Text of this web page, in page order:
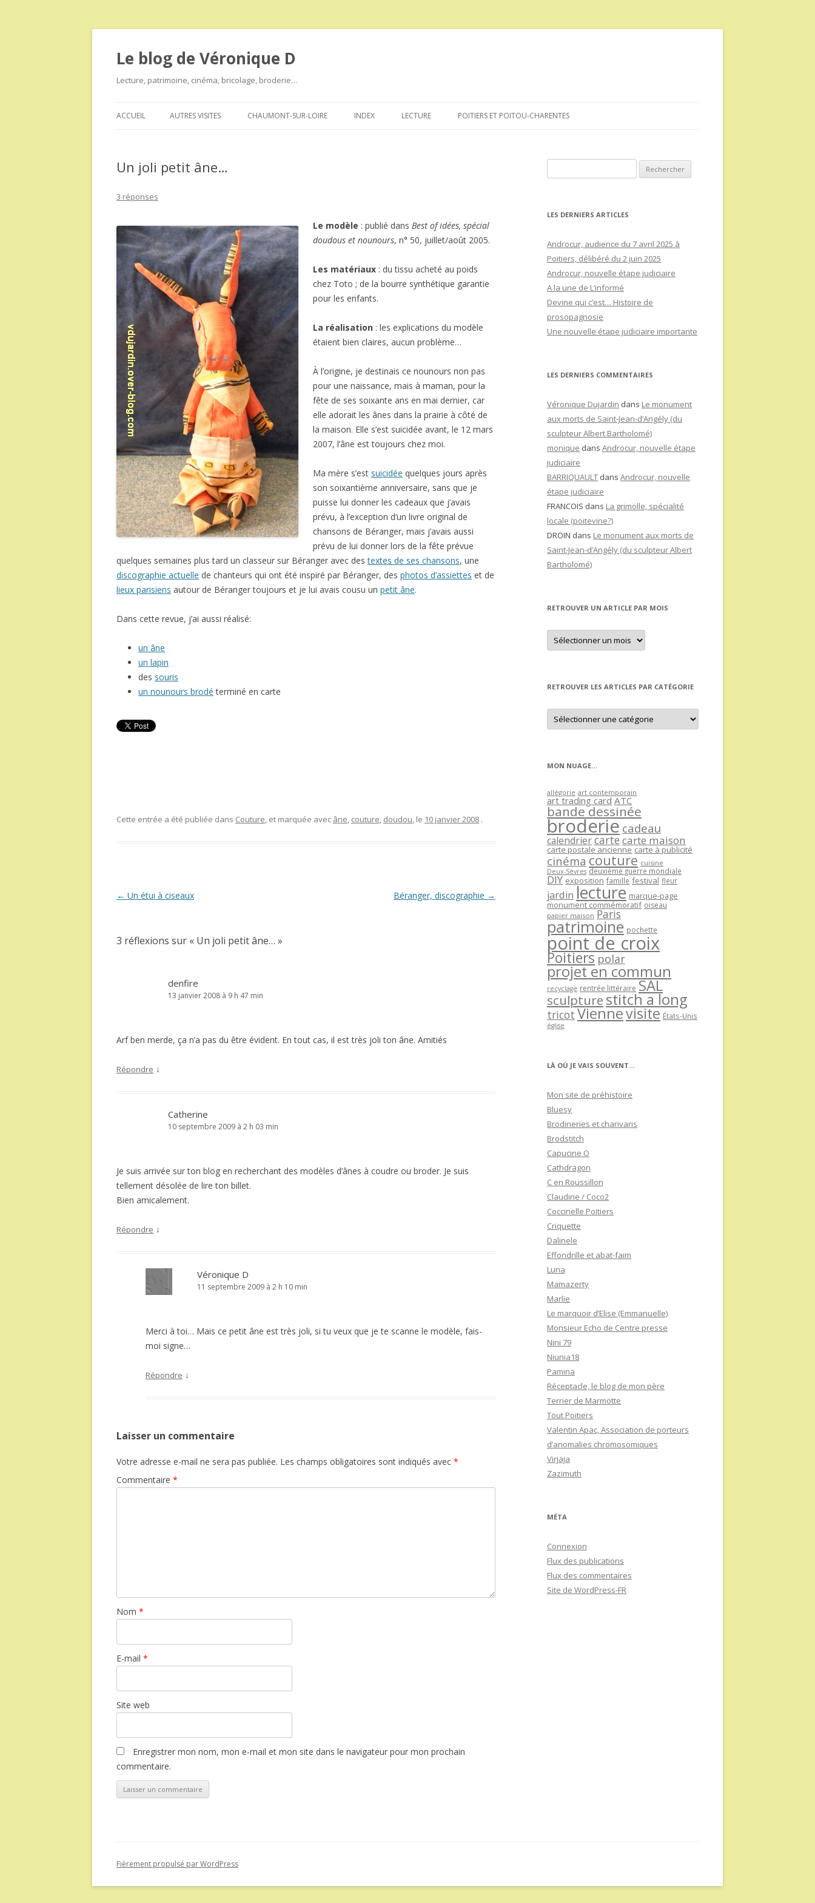
Le blog de Véronique D
Lecture, patrimoine, cinéma, bricolage, broderie…
au
ACCUEIL AUTRES VISITES CHAUMONT-SUR-LOIRE INDEX LECTURE POITIERS ET POITOU-CHARENTES
Un joli petit âne…
3 réponses
Le modèle : publié dans Best of idées, spécial
doudous et nounours, n° 50, juillet/août 2005.
Les matériaux : du tissu acheté au poids
chez Toto ; de la bourre synthétique garantie
pour les enfants.
La réalisation : les explications du modèle
étaient bien claires, aucun problème…
À l’origine, je destinais ce nounours non pas
pour une naissance, mais à maman, pour la
fête de ses soixante ans en mai dernier, car
elle adorait les ânes dans la prairie à côté de
la maison. Elle s’est suicidée avant, le 12 mars
2007, l’âne est toujours chez moi.
Ma mère s’est suicidée quelques jours après
son soixantième anniversaire, sans que je
puisse lui donner les cadeaux que j’avais
prévu, à l’exception d’un livre original de
chansons de Béranger, mais j’avais aussi
prévu de lui donner lors de la fête prévue
quelques semaines plus tard un classeur sur Béranger avec destextes de ses chansons, une
discographie actuelle de chanteurs qui ont été inspiré par Béranger, des photos d’assiettes et de
lieux parisiens autour de Béranger toujours et je lui avais cousu un petit âne.
Dans cette revue, j’ai aussi réalisé:
un âne
un lapin
des souris
un nounours brodé terminé en carte
Cette entrée a été publiée dans Couture, et marquée avec âne, couture, doudou, le 10 janvier 2008 .
Navigation
← Un étui à ciseaux Béranger, discographie →
3 réflexions sur « Un joli petit âne… »
denfire
13 janvier 2008 à 9 h 47 min
Arf ben merde, ça n’a pas du être évident. En tout cas, il est très joli ton âne. Amitiés
Répondre ↓
Catherine
10 septembre 2009 à 2 h 03 min
Je suis arrivée sur ton blog en recherchant des modèles d’ânes à coudre ou broder. Je suis
tellement désolée de lire ton billet.
Bien amicalement.
Répondre ↓
Véronique D
11 septembre 2009 à 2 h 10 min
Merci à toi… Mais ce petit âne est très joli, si tu veux que je te scanne le modèle, fais-
moi signe…
Répondre ↓
Laisser un commentaire
Votre adresse e-mail ne sera pas publiée. Les champs obligatoires sont indiqués avec *
Commentaire *
Nom *
E-mail *
Site web
Enregistrer mon nom, mon e-mail et mon site dans le navigateur pour mon prochain
commentaire.
LES DERNIERS ARTICLES
Androcur, audience du 7 avril 2025 à
Poitiers, délibéré du 2 juin 2025
Androcur, nouvelle étape judiciaire
A la une de L’informé
Devine qui c’est… Histoire de
prosopagnosie
Une nouvelle étape judiciaire importante
LES DERNIERS COMMENTAIRES
Véronique Dujardin dans Le monument
aux morts de Saint-Jean-d’Angély (du
sculpteur Albert Bartholomé)
monique dans Androcur, nouvelle étape
judiciaire
BARRIQUAULT dans Androcur, nouvelle
étape judiciaire
FRANCOIS dans La grimolle, spécialité
locale (poitevine?)
DROIN dans Le monument aux morts de
Saint-Jean-d’Angély (du sculpteur Albert
Bartholomé)
RETROUVER UN ARTICLE PAR MOIS
Retrouver
un
article
RETROUVER LES ARTICLES PAR CATÉGORIE
Retrouver
les
articles
MON NUAGE…
allégorie art contemporain
art trading card ATC
bande dessinée
broderie cadeau
calendriercartecarte maison
carte postale ancienne carte à publicité
cinéma couture cuisine
Deux-Sèvres deuxième guerre mondiale
DIY exposition famille festival fleur
jardin lecture marque-page
monument commémoratif oiseau
papier maison Paris
patrimoine pochette
point de croix
Poitiers polar
projet en commun
recyclage rentrée littéraire SAL
sculpture stitch a long
tricot Viennevisite États-Unis
église
LÀ OÙ JE VAIS SOUVENT…
Mon site de préhistoire
Bluesy
Brodineries et charivaris
Brodstitch
Capucine O
Cathdragon
C en Roussillon
Claudine / Coco2
Coccinelle Poitiers
Criquette
Dalinele
Effondrille et abat-faim
Luna
Mamazerty
Marlie
Le marquoir d’Elise (Emmanuelle)
Monsieur Echo de Centre presse
Nini 79
Niunia18
Pamina
Réceptacle, le blog de mon père
Terrier de Marmotte
Tout Poitiers
Valentin Apac, Association de porteurs
d’anomalies chromosomiques
Virjaja
Zazimuth
MÉTA
Connexion
Flux des publications
Flux des commentaires
Site de WordPress-FR
Fièrement propulsé par WordPress